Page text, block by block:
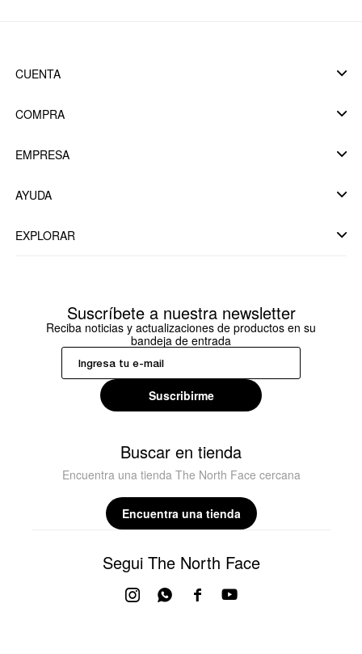
CUENTA
COMPRA
EMPRESA
AYUDA
EXPLORAR
Suscríbete a nuestra newsletter
Reciba noticias y actualizaciones de productos en su
bandeja de entrada
Suscribirme
Buscar en tienda
Encuentra una tienda The North Face cercana
Encuentra una tienda
Segui The North Face
 
 